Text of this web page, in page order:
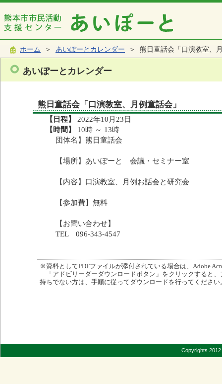
ホーム ＞ あいぽーとカレンダー ＞ 熊日童話会「口演教室、
あいぽーとカレンダー
熊日童話会「口演教室、月例童話会」
【日程】
2022年10月23日
【時間】
10時 ～ 13時
団体名】熊日童話会
【場所】あいぽーと 会議・セミナー室
【内容】口演教室、月例お話会と研究会
【参加費】無料
【お問い合わせ】
TEL 096-343-4547
※資料としてPDFファイルが添付されている場合は、Adobe
「アドビリーダーダウンロードボタン」をクリックすると
持ちでない方は、手順に従ってダウンロードを行ってください
Copyrights